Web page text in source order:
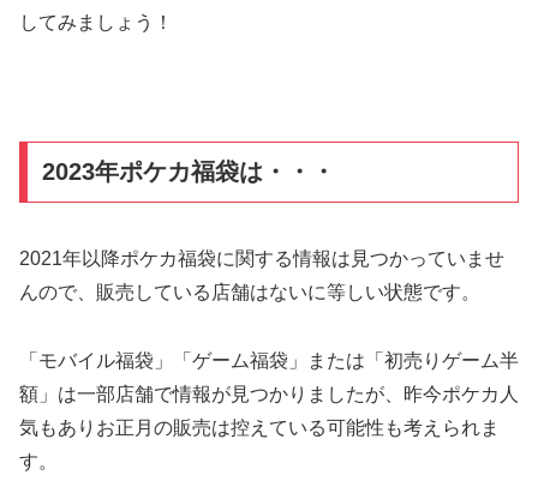
してみましょう！
2023年ポケカ福袋は・・・
2021年以降ポケカ福袋に関する情報は見つかっていませ
んので、販売している店舗はないに等しい状態です。
「モバイル福袋」「ゲーム福袋」または「初売りゲーム半
額」は一部店舗で情報が見つかりましたが、昨今ポケカ人
気もありお正月の販売は控えている可能性も考えられま
す。